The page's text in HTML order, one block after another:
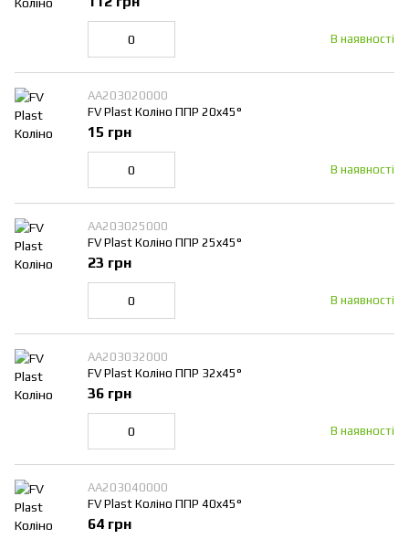
В наявності
AA203020000
FV Plast Коліно ППР 20x45°
В наявності
15 грн
AA203025000
FV Plast Коліно ППР 25x45°
В наявності
23 грн
AA203032000
FV Plast Коліно ППР 32x45°
В наявності
36 грн
AA203040000
FV Plast Коліно ППР 40x45°
64 грн